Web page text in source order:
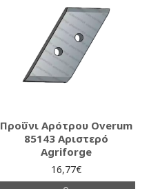
Προΰνι Αρότρου Overum
85143 Αριστερό
Agriforge
16,77€